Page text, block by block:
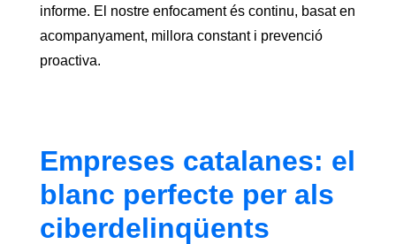
informe. El nostre enfocament és continu, basat en
acompanyament, millora constant i prevenció
proactiva.
Empreses catalanes: el
blanc perfecte per als
ciberdelinqüents